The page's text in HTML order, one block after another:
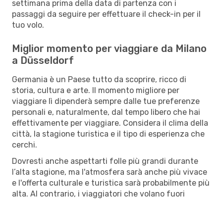
settimana prima della data di partenza con i
passaggi da seguire per effettuare il check-in per il
tuo volo.
Miglior momento per viaggiare da Milano
a Düsseldorf
Germania è un Paese tutto da scoprire, ricco di
storia, cultura e arte. Il momento migliore per
viaggiare lì dipenderà sempre dalle tue preferenze
personali e, naturalmente, dal tempo libero che hai
effettivamente per viaggiare. Considera il clima della
città, la stagione turistica e il tipo di esperienza che
cerchi.
Dovresti anche aspettarti folle più grandi durante
l’alta stagione, ma l'atmosfera sarà anche più vivace
e l'offerta culturale e turistica sarà probabilmente più
alta. Al contrario, i viaggiatori che volano fuori